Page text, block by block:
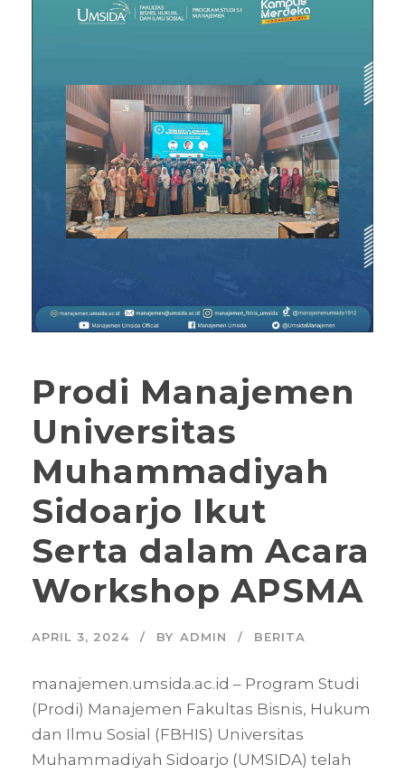
Prodi Manajemen
Universitas
Muhammadiyah
Sidoarjo Ikut
Serta dalam Acara
Workshop APSMA
APRIL 3, 2024 BY ADMIN BERITA
manajemen.umsida.ac.id – Program Studi
(Prodi) Manajemen Fakultas Bisnis, Hukum
dan Ilmu Sosial (FBHIS) Universitas
Muhammadiyah Sidoarjo (UMSIDA) telah